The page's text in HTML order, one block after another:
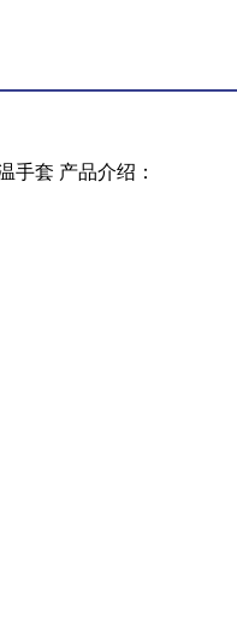
手套 产品介绍：